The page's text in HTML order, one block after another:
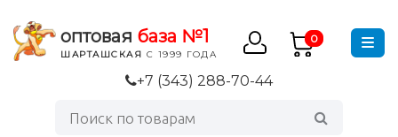
оптовая база №1
ШАРТАШСКАЯ С 1999 ГОДА
0
+7 (343) 288-70-44